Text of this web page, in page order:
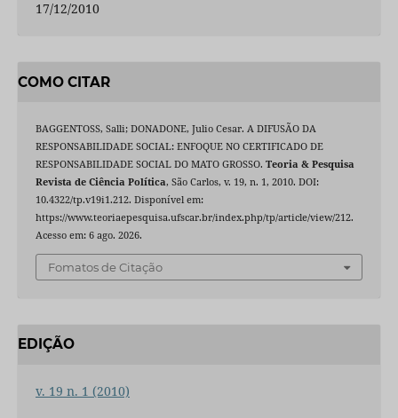
17/12/2010
COMO CITAR
BAGGENTOSS, Salli; DONADONE, Julio Cesar. A DIFUSÃO DA
RESPONSABILIDADE SOCIAL: ENFOQUE NO CERTIFICADO DE
RESPONSABILIDADE SOCIAL DO MATO GROSSO. Teoria & Pesquisa
Revista de Ciência Política, São Carlos, v. 19, n. 1, 2010. DOI:
10.4322/tp.v19i1.212. Disponível em:
https://www.teoriaepesquisa.ufscar.br/index.php/tp/article/view/212.
Acesso em: 6 ago. 2026.
Fomatos de Citação
EDIÇÃO
v. 19 n. 1 (2010)